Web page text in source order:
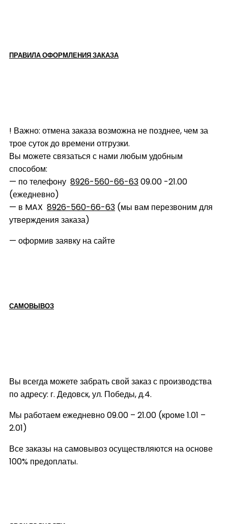
ПРАВИЛА ОФОРМЛЕНИЯ ЗАКАЗА
! Важно: отмена заказа возможна не позднее, чем за
трое суток до времени отгрузки.
Вы можете связаться с нами любым удобным
способом:
— по телефону 8926-560-66-6309.00 -21.00
(ежедневно)
— в MAX 8926-560-66-63 (мы вам перезвоним для
утверждения заказа)
— оформив заявку на сайте
САМОВЫВОЗ
Вы всегда можете забрать свой заказ с производства
по адресу: г. Дедовск, ул. Победы, д.4.
Мы работаем ежедневно 09.00 – 21.00 (кроме 1.01 –
2.01)
Все заказы на самовывоз осуществляются на основе
100% предоплаты.